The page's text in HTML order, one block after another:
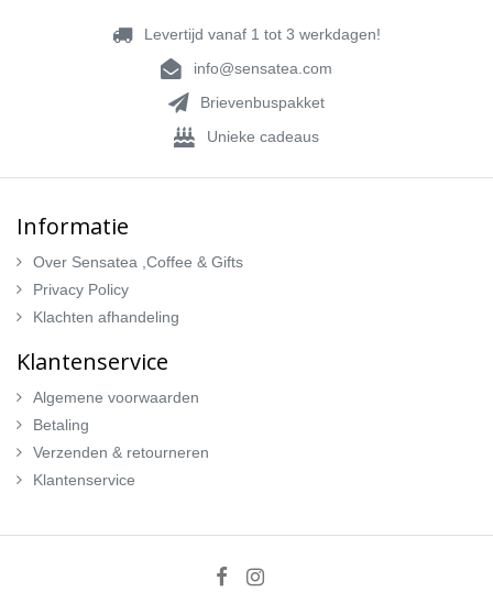
Levertijd vanaf 1 tot 3 werkdagen!
info@sensatea.com
Brievenbuspakket
Unieke cadeaus
Informatie
Over Sensatea ,Coffee & Gifts
Privacy Policy
Klachten afhandeling
Klantenservice
Algemene voorwaarden
Betaling
Verzenden & retourneren
Klantenservice